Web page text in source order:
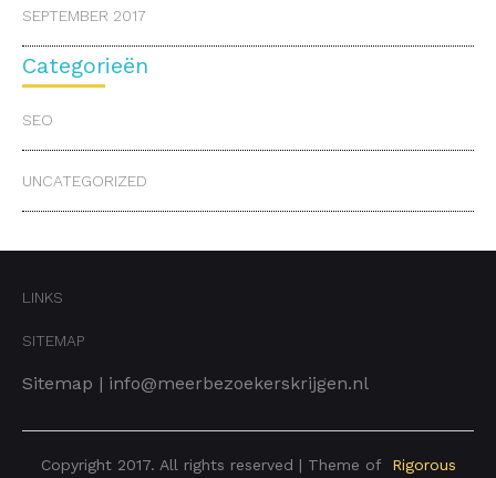
SEPTEMBER 2017
Categorieën
SEO
UNCATEGORIZED
LINKS
SITEMAP
Sitemap | info@meerbezoekerskrijgen.nl
Copyright 2017. All rights reserved | Theme of Rigorous